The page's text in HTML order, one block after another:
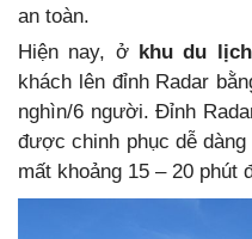
an toàn.
Hiện nay, ở khu du
khách lên đỉnh Radar
nghìn/6 người. Đỉnh
được chinh phục dễ
mất khoảng 15 – 20 phút